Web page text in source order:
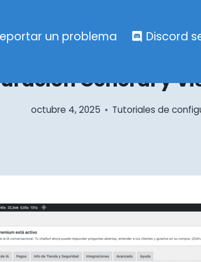
un problema Discord
General y
octubre 4, 2025 Tutoriales de